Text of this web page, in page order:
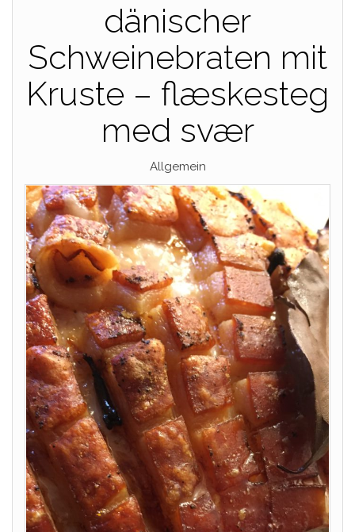
dänischer
Schweinebraten mit
Kruste – flæskesteg
med svær
Allgemein